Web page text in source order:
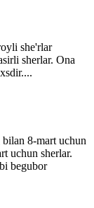
she'rlar
sherlar. Ona
8-mart uchun
uchun sherlar.
begubor